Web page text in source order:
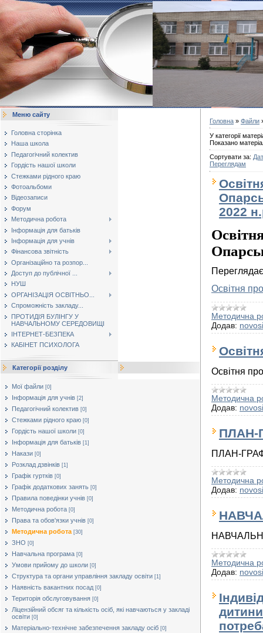
Меню сайту
Головна сторінка
Наша школа
Педагогічний колектив
Гордість нашої школи
Стежками рідного краю
Фотоальбоми
Відеозаписи
Форум
Методична робота
Інформація для батьків
Інформація для учнів
Фінансова звітність
Організаційно та розпор...
Доступ до публічної ...
НУШ
ОРГАНІЗАЦІЯ ОСВІТНЬО...
Спроможність закладу...
ПРОТИДІЯ БУЛІНГУ У
НАВЧАЛЬНОМУ СЕРЕДОВИЩІ
ІНТЕРНЕТ-БЕЗПЕКА
КАБІНЕТ ПСИХОЛОГА
Категорії розділу
Мої файли [0]
Інформація для учнів [2]
Педагогічний колектив [0]
Стежками рідного краю [0]
Гордість нашої школи [0]
Інформація для батьків [1]
Накази [0]
Розклад дзвінків [1]
Графік гуртків [0]
Графік додаткових занять [0]
Правила поведінки учнів [0]
Методична робота [0]
Права та обов'язки учнів [0]
Методична робота [30]
ЗНО [0]
Навчальна програма [0]
Умови прийому до школи [0]
Структура та органи управління закладу освіти [1]
Наявність вакантних посад [0]
Територія обслуговування [0]
Ліцензійний обсяг та кількість осіб, які навчаються у закладі
освіти [0]
Матеріально-технічне забезпечення закладу осіб [0]
Головна » Файли
У категорії
Показано
Сортувати за:
Переглядам
2022
Освітня
Методична
Додав:
Освітня
Методична
Додав:
ПЛАН-
ПЛАН-
Методична
Додав:
Методична
Додав: